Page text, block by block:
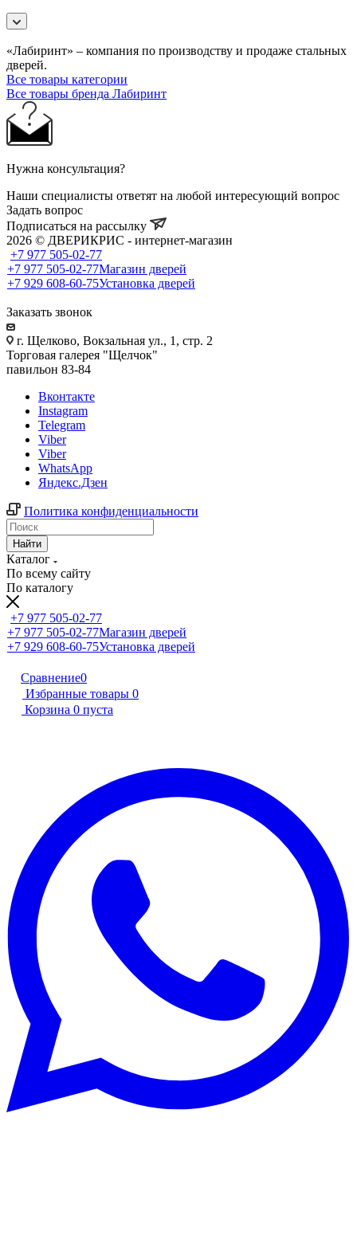
«Лабиринт» – компания по производству и продаже стальных
дверей.
Все товары категории
Все товары бренда Лабиринт
Нужна консультация?
Наши специалисты ответят на любой интересующий вопрос
Задать вопрос
Подписаться на рассылку
2026 © ДВЕРИКРИС - интернет-магазин
+7 977 505-02-77
+7 977 505-02-77Магазин дверей
+7 929 608-60-75Установка дверей
Заказать звонок
г. Щелково, Вокзальная ул., 1, стр. 2
Торговая галерея "Щелчок"
павильон 83-84
Вконтакте
Instagram
Telegram
Viber
Viber
WhatsApp
Яндекс.Дзен
Политика конфиденциальности
Найти
Каталог
По всему сайту
По каталогу
+7 977 505-02-77
+7 977 505-02-77Магазин дверей
+7 929 608-60-75Установка дверей
Сравнение0
Избранные товары 0
Корзина 0 пуста